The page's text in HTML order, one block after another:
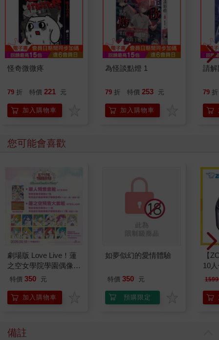
怪奇微微疼
79 折 特價 221 元
加入購物車
為怪談點燈 1
79 折 特價 253 元
加入購物車
請解
79 折
您可能會喜歡
劇場版 Love Live！蓮
之空女學院學園偶像俱
樂部 Bloom Garden
特價 350 元
加入購物車
如夢似幻的愛情體驗
特價 350 元
預購限定
【
10
微
備註